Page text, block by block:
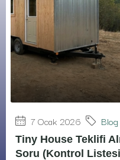
7 Ocak 2026 Blog
Tiny House Teklifi
Soru (Kontrol